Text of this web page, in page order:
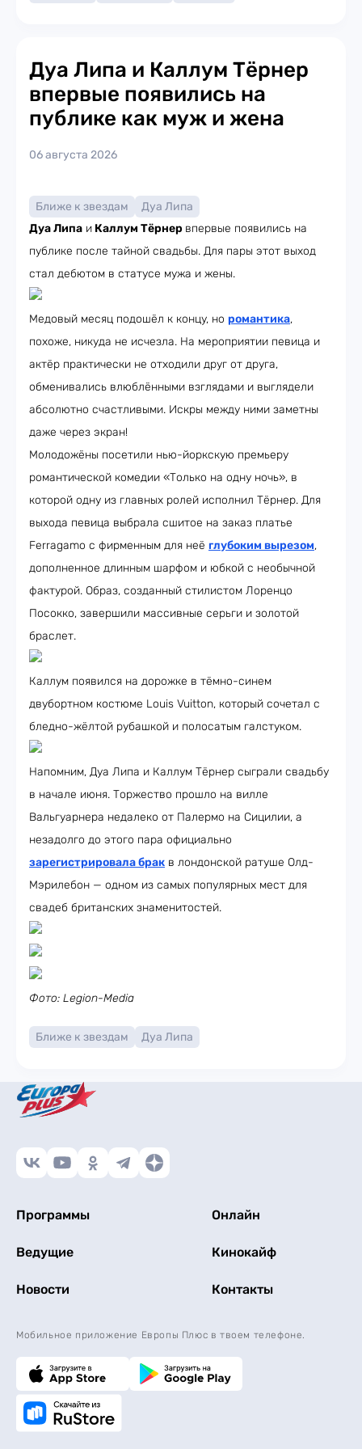
Дуа Липа и Каллум Тёрнер
впервые появились на
публике как муж и жена
06 августа 2026
Ближе к звездам
Дуа Липа
Дуа Липа и Каллум Тёрнер впервые появились на
публике после тайной свадьбы. Для пары этот выход
стал дебютом в статусе мужа и жены.
Медовый месяц подошёл к концу, но романтика,
похоже, никуда не исчезла. На мероприятии певица и
актёр практически не отходили друг от друга,
обменивались влюблёнными взглядами и выглядели
абсолютно счастливыми. Искры между ними заметны
даже через экран!
Молодожёны посетили нью-йоркскую премьеру
романтической комедии «Только на одну ночь», в
которой одну из главных ролей исполнил Тёрнер. Для
выхода певица выбрала сшитое на заказ платье
Ferragamo с фирменным для неё глубоким вырезом,
дополненное длинным шарфом и юбкой с необычной
фактурой. Образ, созданный стилистом Лоренцо
Посокко, завершили массивные серьги и золотой
браслет.
Каллум появился на дорожке в тёмно-синем
двубортном костюме Louis Vuitton, который сочетал с
бледно-жёлтой рубашкой и полосатым галстуком.
Напомним, Дуа Липа и Каллум Тёрнер сыграли свадьбу
в начале июня. Торжество прошло на вилле
Вальгуарнера недалеко от Палермо на Сицилии, а
незадолго до этого пара официально
зарегистрировала брак в лондонской ратуше Олд-
Мэрилебон — одном из самых популярных мест для
свадеб британских знаменитостей.
Фото: Legion-Media
Ближе к звездам Дуа Липа
Программы Онлайн
Ведущие Кинокайф
Новости Контакты
Мобильное приложение Европы Плюс в твоем телефоне.